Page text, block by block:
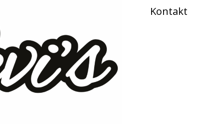
Kontakt